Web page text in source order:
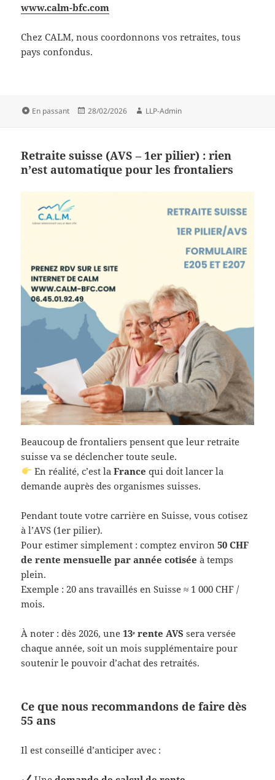
www.calm-bfc.com
Chez CALM, nous coordonnons vos retraites, tous
pays confondus.
Format
En passant
Publié
28/02/2026 Auteur
LLP-Admin
Retraite suisse (AVS – 1er pilier) : rien
n’est automatique pour les frontaliers
Beaucoup de frontaliers pensent que leur retraite
suisse va se déclencher toute seule.
En réalité, c’est la France qui doit lancer la
demande auprès des organismes suisses.
Pendant toute votre carrière en Suisse, vous cotisez
à l’AVS (1er pilier).
Pour estimer simplement : comptez environ50 CHF
de rente mensuelle par année cotisée à temps
plein.
Exemple : 20 ans travaillés en Suisse ≈ 1 000 CHF /
mois.
À noter : dès 2026, une13ᵉ rente AVS sera versée
chaque année, soit un mois supplémentaire pour
soutenir le pouvoir d’achat des retraités.
Ce que nous recommandons de faire dès
55 ans
Il est conseillé d’anticiper avec :